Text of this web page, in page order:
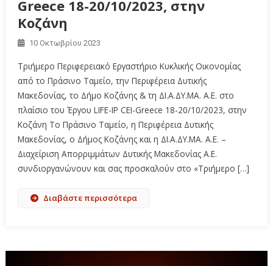
Greece 18-20/10/2023, στην
Κοζάνη
10 Οκτωβρίου 2023
Τριήμερο Περιφερειακό Εργαστήριο Κυκλικής Οικονομίας
από το Πράσινο Ταμείο, την Περιφέρεια Δυτικής
Μακεδονίας, το Δήμο Κοζάνης & τη ΔΙ.Α.ΔΥ.ΜΑ. Α.Ε. στο
πλαίσιο του Έργου LIFE-IP CEI-Greece 18-20/10/2023, στην
Κοζάνη Το Πράσινο Ταμείο, η Περιφέρεια Δυτικής
Μακεδονίας, ο Δήμος Κοζάνης και η ΔΙ.Α.ΔΥ.ΜΑ. Α.Ε. –
Διαχείριση Απορριμμάτων Δυτικής Μακεδονίας Α.Ε.
συνδιοργανώνουν και σας προσκαλούν στο «Τριήμερο […]
Διαβάστε περισσότερα